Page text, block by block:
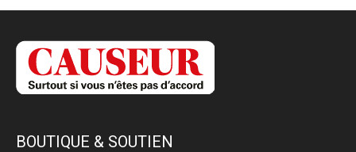
BOUTIQUE & SOUTIEN